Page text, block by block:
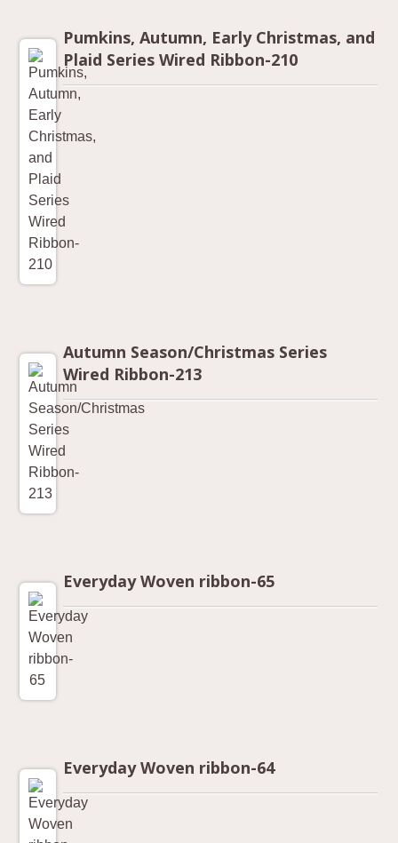
Pumkins, Autumn, Early Christmas, and
Plaid Series Wired Ribbon-210
Autumn Season/Christmas Series
Wired Ribbon-213
Everyday Woven ribbon-65
Everyday Woven ribbon-64